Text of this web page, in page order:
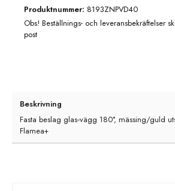
Produktnummer: 8193ZNPVD40
Obs! Beställnings- och leveransbekräftelser
post
Beskrivning
Fasta beslag glas‑vägg 180°, mässing/guld
Flamea+